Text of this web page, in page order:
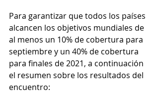
Para garantizar que todos los países
alcancen los objetivos mundiales de
al menos un 10% de cobertura para
septiembre y un 40% de cobertura
para finales de 2021, a continuación
el resumen sobre los resultados del
encuentro: